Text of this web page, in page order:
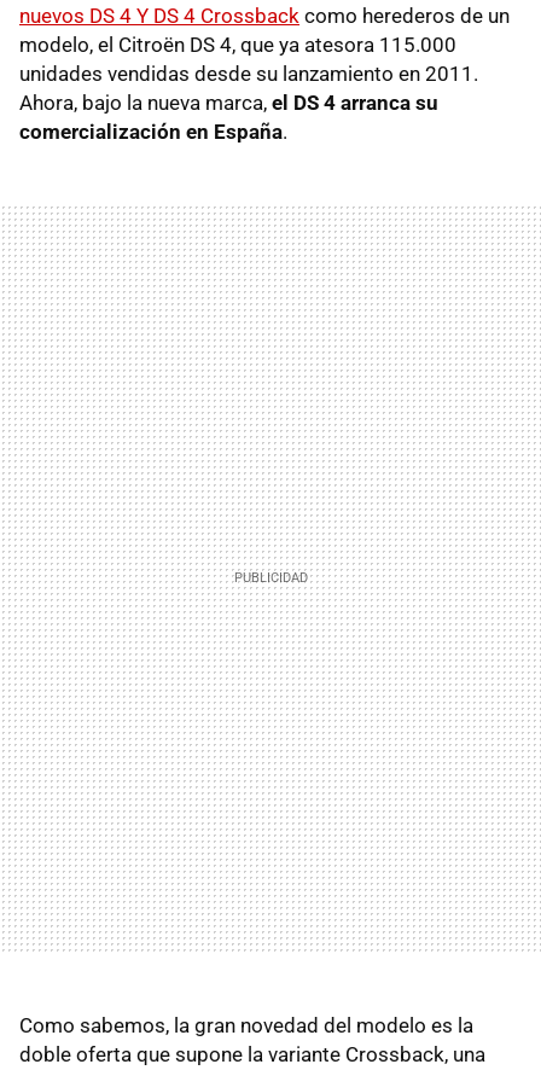
nuevos DS 4 Y DS 4 Crossback como herederos de un
modelo, el Citroën DS 4, que ya atesora 115.000
unidades vendidas desde su lanzamiento en 2011.
Ahora, bajo la nueva marca, el DS 4 arranca su
comercialización en España.
Como sabemos, la gran novedad del modelo es la
doble oferta que supone la variante Crossback, una